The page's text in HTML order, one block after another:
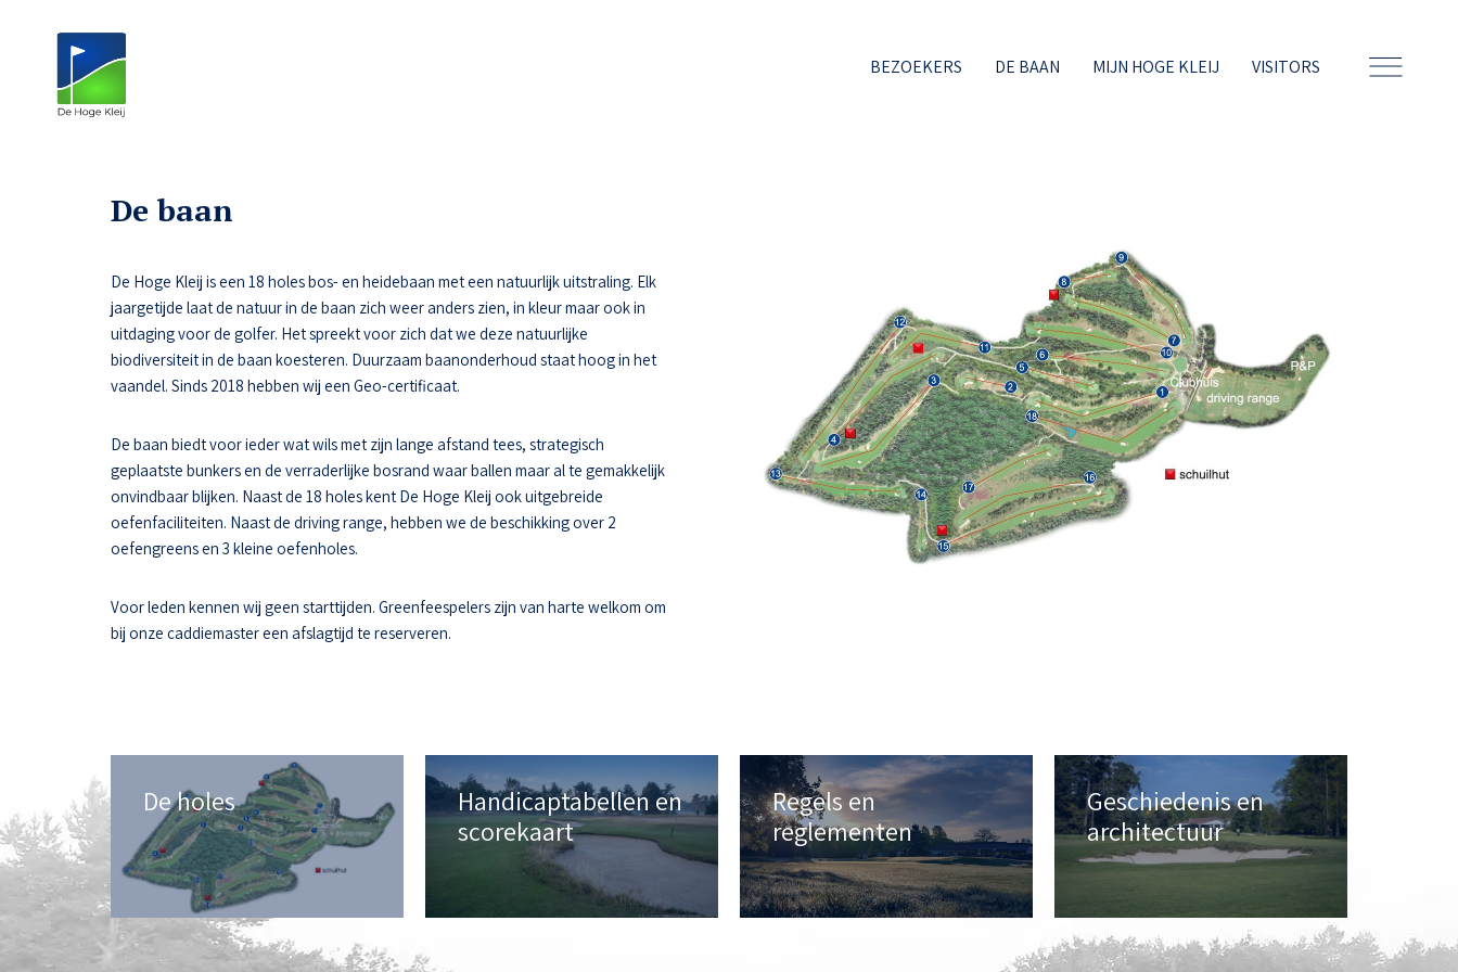
BEZOEKERS DE BAAN MIJN HOGE KLEIJ VISITORS
De baan
De Hoge Kleij is een 18 holes bos- en heidebaan met een natuurlijk uitstraling. Elk
jaargetijde laat de natuur in de baan zich weer anders zien, in kleur maar ook in
uitdaging voor de golfer. Het spreekt voor zich dat we deze natuurlijke
biodiversiteit in de baan koesteren. Duurzaam baanonderhoud staat hoog in het
vaandel. Sinds 2018 hebben wij een Geo-certificaat.
De baan biedt voor ieder wat wils met zijn lange afstand tees, strategisch
geplaatste bunkers en de verraderlijke bosrand waar ballen maar al te gemakkelijk
onvindbaar blijken. Naast de 18 holes kent De Hoge Kleij ook uitgebreide
oefenfaciliteiten. Naast de driving range, hebben we de beschikking over 2
oefengreens en 3 kleine oefenholes.
Voor leden kennen wij geen starttijden. Greenfeespelers zijn van harte welkom om
bij onze caddiemaster een afslagtijd te reserveren.
De holes
Handicaptabellen en
scorekaart
Regels en
reglementen
Geschiedenis en
architectuur